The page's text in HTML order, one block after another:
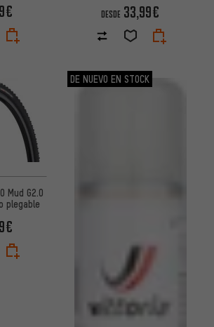
DESDE 33,99€
Mud G2.0
plegable
DE NUEVO EN STOCK